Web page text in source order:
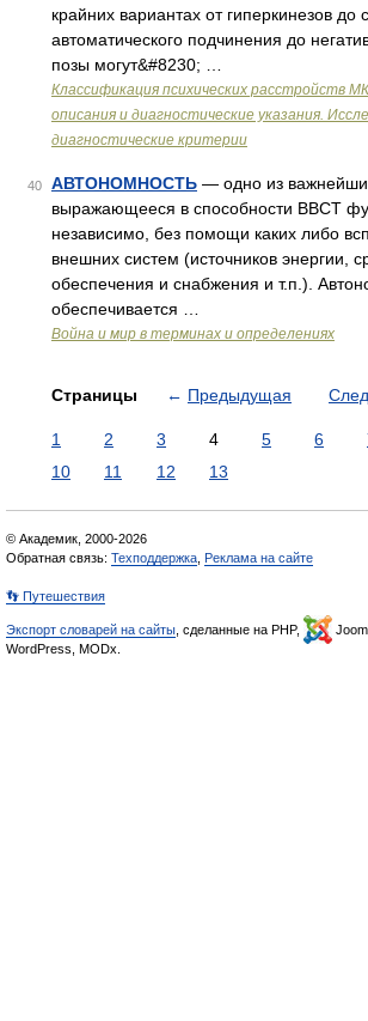
крайних вариантах от гиперкинезов до
автоматического подчинения до
позы могут&#8230; …
Классификация психических расстройств
описания и диагностические указания.
диагностические критерии
40 АВТОНОМНОСТЬ — одно из
выражающееся в способности ВВСТ
независимо, без помощи каких либо
внешних систем (источников энергии,
обеспечения и снабжения и т.п.).
обеспечивается …
Война и мир в терминах и определениях
Страницы ← Предыдущая
1 2 3 4 5 6
10
11 12 13
© Академик, 2000-2026
Обратная связь: Техподдержка Реклама на сайте
👣 Путешествия
Экспорт словарей на сайты , сделанные на PHP,
WordPress, MODx.